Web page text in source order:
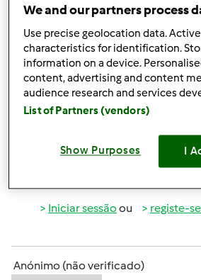
aconselham?
Estava inclinada para MASSAS E
TRADICIONAL PORTUGUESA ou
Alguém conhece algum destes?
Bjs
Iniciar sessão ou registe-
Anónimo (não verificado)
We and our partners process
Use precise geolocation data.
characteristics for identification.
information on a device.
content, advertising and content
audience research and services
List of Partners (vendors)
Show Purposes I